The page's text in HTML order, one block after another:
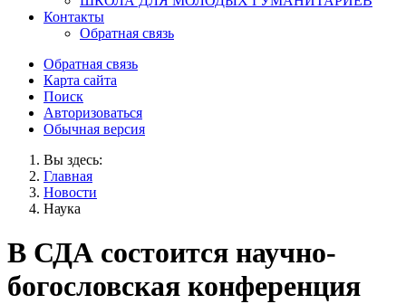
Контакты
Обратная связь
Обратная связь
Карта сайта
Поиск
Авторизоваться
Обычная версия
Вы здесь:
Главная
Новости
Наука
В СДА состоится научно-
богословская конференция